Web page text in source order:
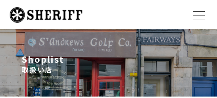
Shoplist
取扱い店